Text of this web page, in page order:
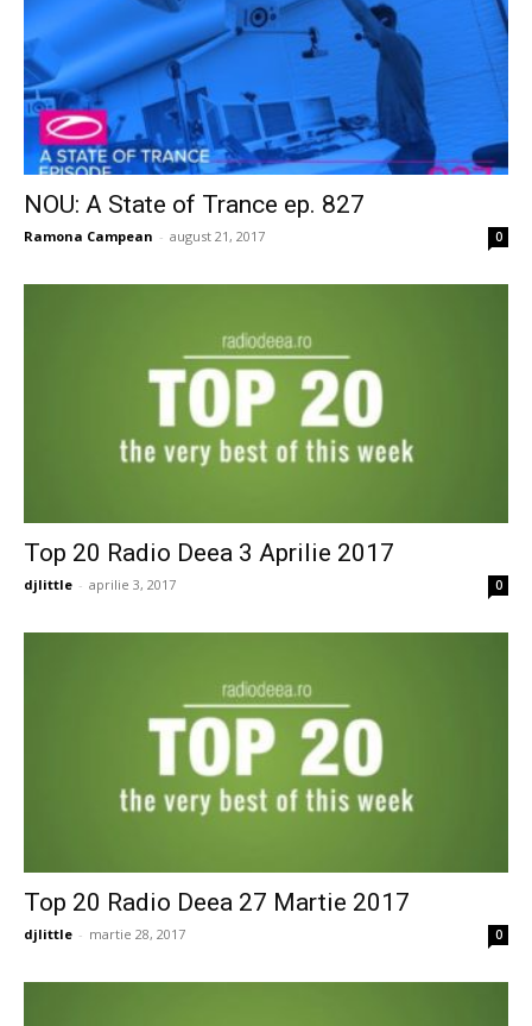
NOU: A State of Trance ep. 827
Ramona Campean - august 21, 2017 0
Top 20 Radio Deea 3 Aprilie 2017
djlittle - aprilie 3, 2017 0
Top 20 Radio Deea 27 Martie 2017
djlittle - martie 28, 2017 0